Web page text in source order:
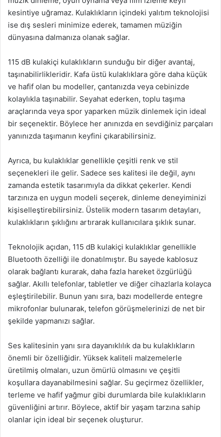
kesintiye uğramaz. Kulaklıkların içindeki yalıtım teknolojisi
ise dış sesleri minimize ederek, tamamen müziğin
dünyasına dalmanıza olanak sağlar.
115 dB kulakiçi kulaklıkların sunduğu bir diğer avantaj,
taşınabilirlikleridir. Kafa üstü kulaklıklara göre daha küçük
ve hafif olan bu modeller, çantanızda veya cebinizde
kolaylıkla taşınabilir. Seyahat ederken, toplu taşıma
araçlarında veya spor yaparken müzik dinlemek için ideal
bir seçenektir. Böylece her anınızda en sevdiğiniz parçaları
yanınızda taşımanın keyfini çıkarabilirsiniz.
Ayrıca, bu kulaklıklar genellikle çeşitli renk ve stil
seçenekleri ile gelir. Sadece ses kalitesi ile değil, aynı
zamanda estetik tasarımıyla da dikkat çekerler. Kendi
tarzınıza en uygun modeli seçerek, dinleme deneyiminizi
kişiselleştirebilirsiniz. Üstelik modern tasarım detayları,
kulaklıkların şıklığını artırarak kullanıcılara şıklık sunar.
Teknolojik açıdan, 115 dB kulakiçi kulaklıklar genellikle
Bluetooth özelliği ile donatılmıştır. Bu sayede kablosuz
olarak bağlantı kurarak, daha fazla hareket özgürlüğü
sağlar. Akıllı telefonlar, tabletler ve diğer cihazlarla kolayca
eşleştirilebilir. Bunun yanı sıra, bazı modellerde entegre
mikrofonlar bulunarak, telefon görüşmelerinizi de net bir
şekilde yapmanızı sağlar.
Ses kalitesinin yanı sıra dayanıklılık da bu kulaklıkların
önemli bir özelliğidir. Yüksek kaliteli malzemelerle
üretilmiş olmaları, uzun ömürlü olmasını ve çeşitli
koşullara dayanabilmesini sağlar. Su geçirmez özellikler,
terleme ve hafif yağmur gibi durumlarda bile kulaklıkların
güvenliğini artırır. Böylece, aktif bir yaşam tarzına sahip
olanlar için ideal bir seçenek oluşturur.